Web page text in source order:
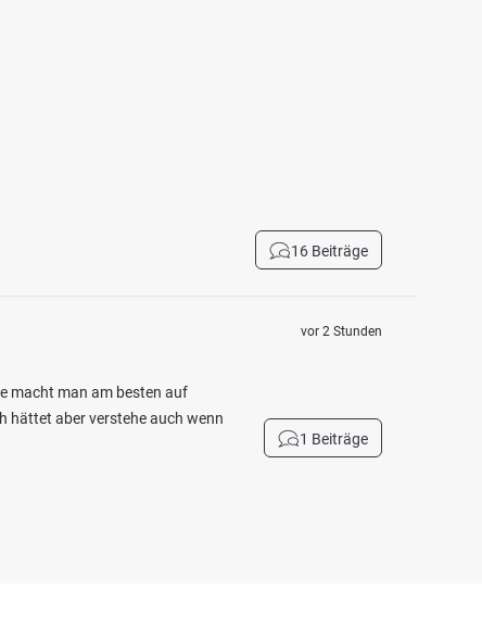
16 Beiträge
macht man am besten auf
hättet aber verstehe auch wenn
vor 2 Stunden
1 Beiträge